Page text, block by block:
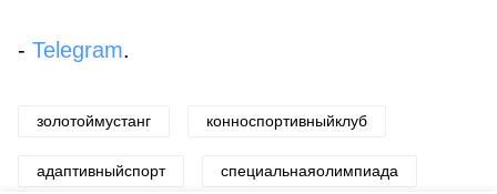
- Telegram.
золотоймустанг конноспортивныйклуб
адаптивныйспорт специальнаяолимпиада